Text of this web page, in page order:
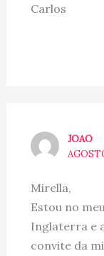
Carlos
JOAO
Mirella,
Estou no
Inglaterra e
convite da